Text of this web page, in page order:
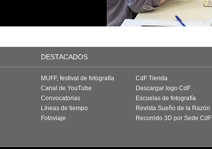
DESTACADOS
MUFF, festival de fotografía
Canal de YouTube
Convocatorias
Líneas de tiempo
Fotoviaje
CdF Tienda
Descargar logo CdF
Escuelas de fotografía
Revista Sueño de la Razón
Recorrido 3D por Sede CdF